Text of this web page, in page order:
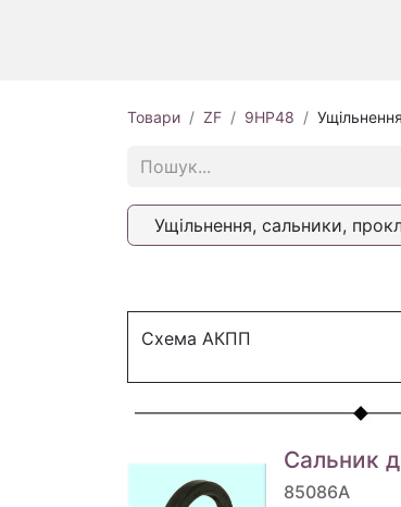
Товари ZF 9HP48
Ущільнення, сальники,
Схема АКПП
Сальник
85086A